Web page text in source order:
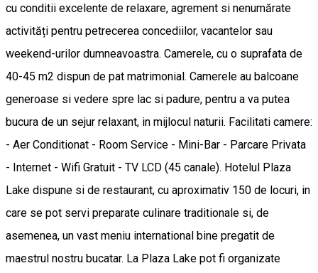
cu conditii excelente de relaxare, agrement si nenumărate
activități pentru petrecerea concediilor, vacantelor sau
weekend-urilor dumneavoastra. Camerele, cu o suprafata de
40-45 m2 dispun de pat matrimonial. Camerele au balcoane
generoase si vedere spre lac si padure, pentru a va putea
bucura de un sejur relaxant, in mijlocul naturii. Facilitati camere:
- Aer Conditionat - Room Service - Mini-Bar - Parcare Privata
- Internet - Wifi Gratuit - TV LCD (45 canale). Hotelul Plaza
Lake dispune si de restaurant, cu aproximativ 150 de locuri, in
care se pot servi preparate culinare traditionale si, de
asemenea, un vast meniu international bine pregatit de
maestrul nostru bucatar. La Plaza Lake pot fi organizate